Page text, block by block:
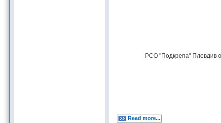
РСО "Подкрепа" Пловдив
Read more...